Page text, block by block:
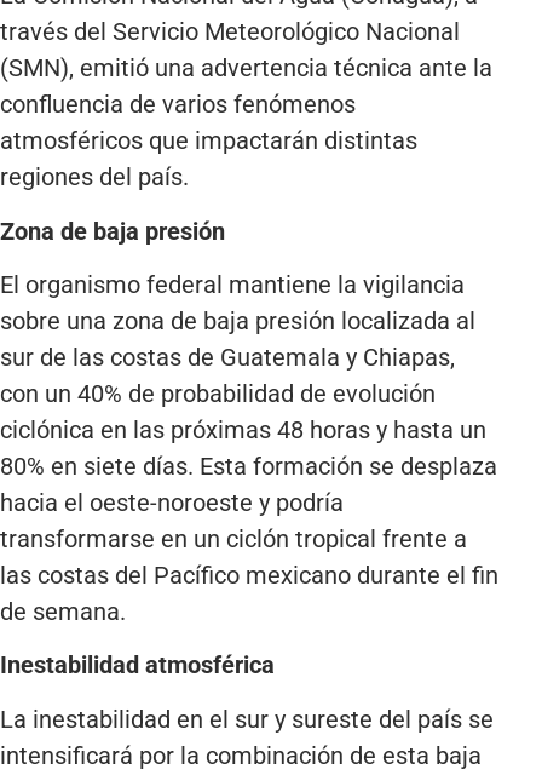
través del Servicio Meteorológico Nacional
(SMN), emitió una advertencia técnica ante la
confluencia de varios fenómenos
atmosféricos que impactarán distintas
regiones del país.
Zona de baja presión
El organismo federal mantiene la vigilancia
sobre una zona de baja presión localizada al
sur de las costas de Guatemala y Chiapas,
con un 40% de probabilidad de evolución
ciclónica en las próximas 48 horas y hasta un
80% en siete días. Esta formación se desplaza
hacia el oeste-noroeste y podría
transformarse en un ciclón tropical frente a
las costas del Pacífico mexicano durante el fin
de semana.
Inestabilidad atmosférica
La inestabilidad en el sur y sureste del país se
intensificará por la combinación de esta baja